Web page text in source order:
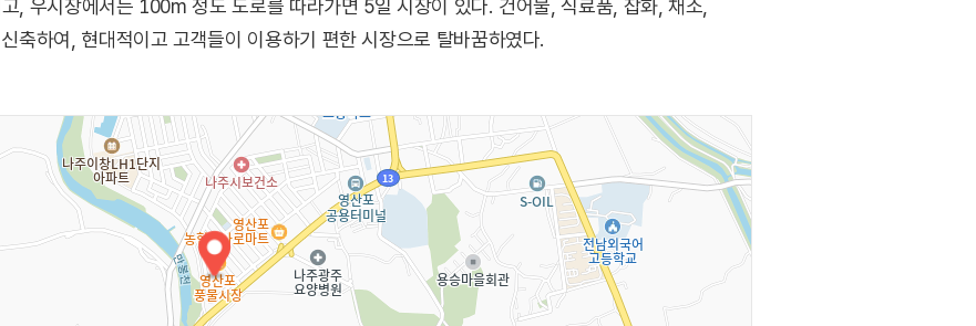
, 우시장에서는 100m 정도 도로를 따라가면 5일 시장이 있다. 건어물, 식료품, 잡화, 채소,
축하여, 현대적이고 고객들이 이용하기 편한 시장으로 탈바꿈하였다.